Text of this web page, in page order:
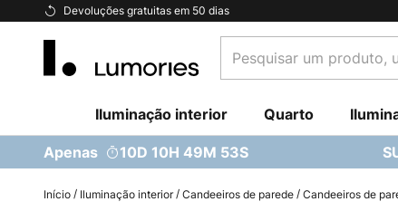
Devoluções gratuitas em 50 dias
Ir
Conteúdo
um
uma
categoria...
Iluminação interior Quarto
Apenas 10D 10H 49M 51S
Início Iluminação interior Candeeiros de parede Candeeiros de